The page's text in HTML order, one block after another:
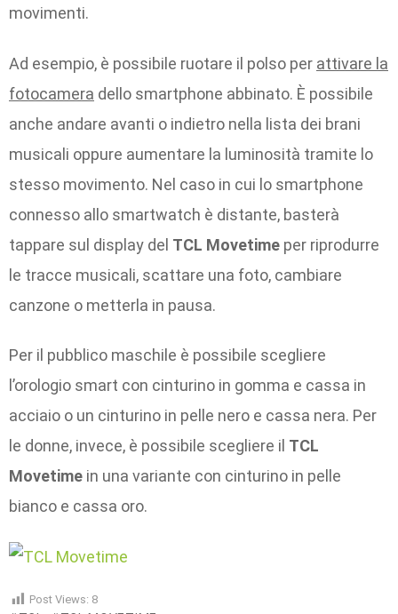
movimenti.
Ad esempio, è possibile ruotare il polso per attivare la
fotocamera dello smartphone abbinato. È possibile
anche andare avanti o indietro nella lista dei brani
musicali oppure aumentare la luminosità tramite lo
stesso movimento. Nel caso in cui lo smartphone
connesso allo smartwatch è distante, basterà
tappare sul display del TCL Movetime per riprodurre
le tracce musicali, scattare una foto, cambiare
canzone o metterla in pausa.
Per il pubblico maschile è possibile scegliere
l’orologio smart con cinturino in gomma e cassa in
acciaio o un cinturino in pelle nero e cassa nera. Per
le donne, invece, è possibile scegliere il TCL
Movetime in una variante con cinturino in pelle
bianco e cassa oro.
Post Views: 8